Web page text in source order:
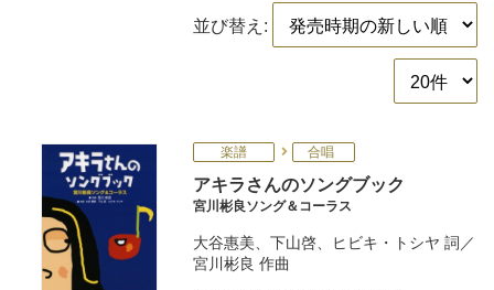
並び替え:
楽譜 合唱
アキラさんのソングブック
宮川彬良ソング＆コーラス
大谷惠美 下山啓 ヒビキ・トシヤ 詞／
宮川彬良 作曲